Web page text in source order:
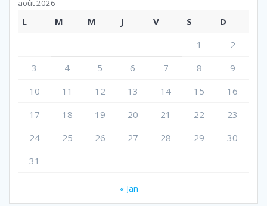
août 2026
L M M J V S
D
1
2
3
4 5 6 7 8
9
10
11 12 13 14 15
16
17
18 19 20 21 22
23
24
25 26 27 28 29
30
31
« Jan